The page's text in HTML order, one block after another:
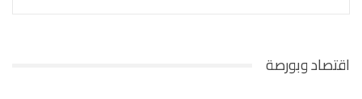
اقتصاد وبورصة